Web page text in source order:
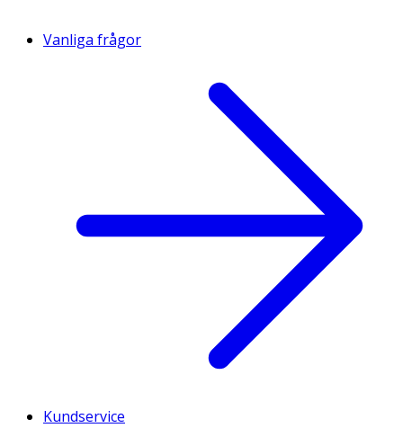
Vanliga frågor
Kundservice